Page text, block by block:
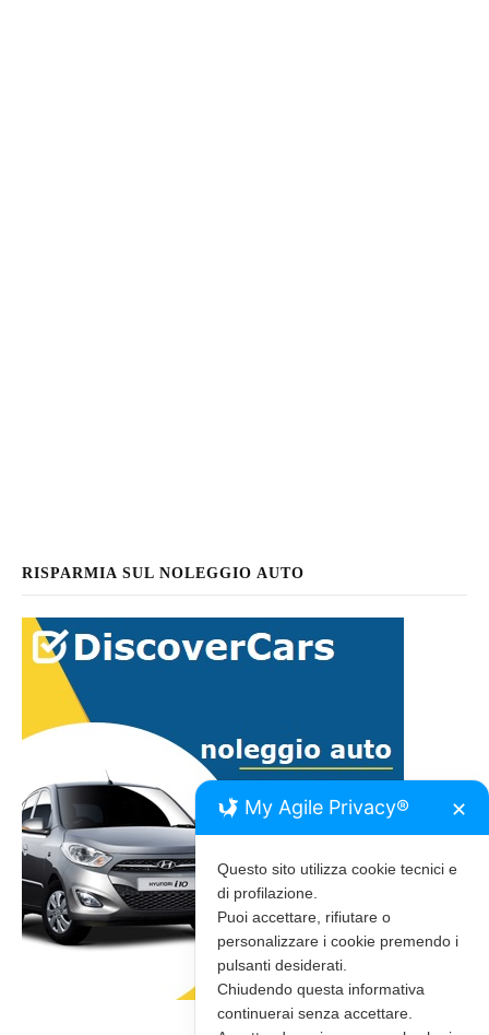
RISPARMIA SUL NOLEGGIO AUTO
My Agile Privacy® ✕
Questo sito utilizza cookie tecnici e
di profilazione.
Puoi accettare, rifiutare o
personalizzare i cookie premendo i
pulsanti desiderati.
Chiudendo questa informativa
continuerai senza accettare.